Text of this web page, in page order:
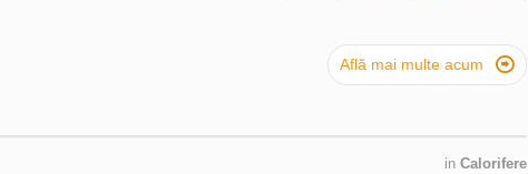
Află mai multe acum 
in Calorifere